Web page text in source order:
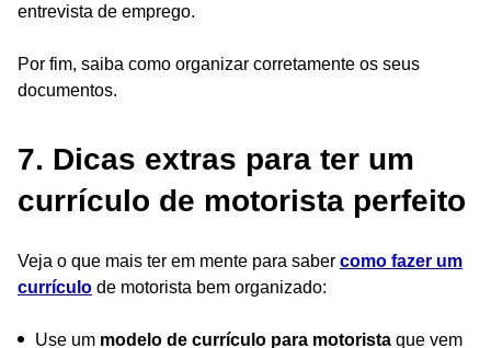
entrevista de emprego.
Por fim, saiba como organizar corretamente os seus
documentos.
7. Dicas extras para ter um
currículo de motorista perfeito
Veja o que mais ter em mente para saber como fazer um
currículo de motorista bem organizado:
Use um modelo de currículo para motorista que vem